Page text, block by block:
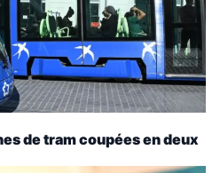
de tram coupées en deux